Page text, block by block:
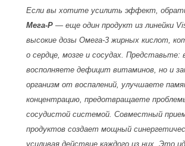
Если вы хотите усилить эффект,
Мега-Р — еще один продукт из линейки
высокие дозы Омега-3 жирных кислот,
о сердце, мозге и сосудах. Представьте:
восполняете дефицит витаминов, но и
организм от воспалений, улучшаете
концентрацию, предотвращаете
сосудистой системой. Совместный
продуктов создает мощный
усиливая действие каждого из них. Это